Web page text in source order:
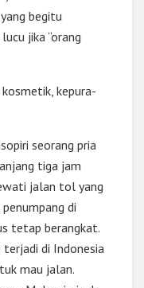
begitu
jika “orang
kepura-
seorang pria
tiga jam
jalan tol yang
di
tetap berangkat.
terjadi di Indonesia
mau jalan.